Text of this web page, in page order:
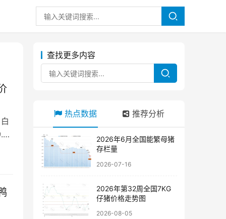
查找更多内容
热点数据 推荐分析
2026年6月全国能繁母猪
存栏量
2026-07-16
2026年第32周全国7KG
仔猪价格走势图
2026-08-05